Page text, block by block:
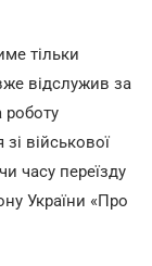
тільки
відслужив за
роботу
військової
часу переїзду
України «Про